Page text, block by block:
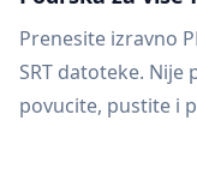
Prenesite izravno
SRT datoteke. Nije
povucite, pustite i